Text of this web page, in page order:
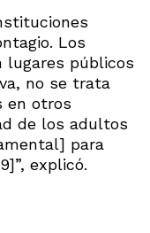
Los
lugares públicos
no se trata
en otros
de los adultos
para
explicó.